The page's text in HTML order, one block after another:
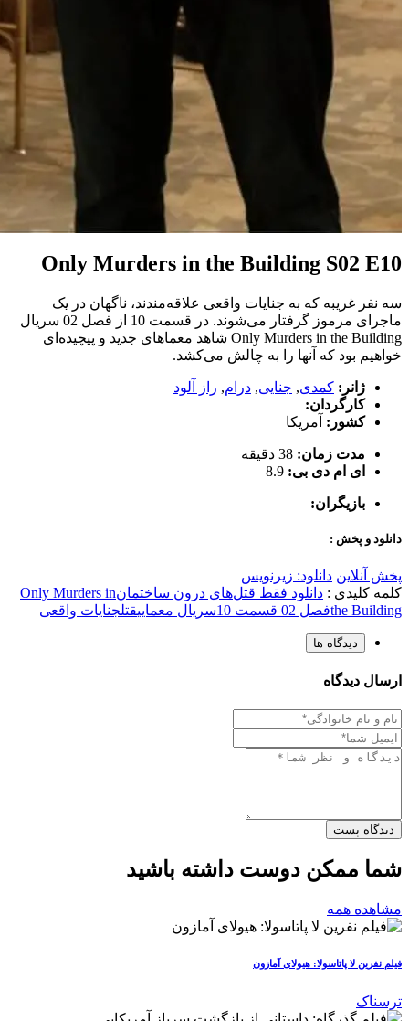
Only Murders in the Building S02 E10
سه نفر غریبه که به جنایات واقعی علاقه‌مندند، ناگهان در یک
ماجرای مرموز گرفتار می‌شوند. در قسمت 10 از فصل 02 سریال
Only Murders in the Building شاهد معماهای جدید و پیچیده‌ای
خواهیم بود که آنها را به چالش می‌کشد.
ژانر: کمدی, جنایی, درام, راز آلود
کارگردان:
کشور: آمریکا
مدت زمان: 38 دقیقه
ای ام دی بی: 8.9
بازیگران:
دانلود و پخش :
پخش آنلاین دانلود: زیرنویس
کلمه کلیدی : دانلود فقط قتل‌های درون ساختمانOnly Murders in
the Buildingفصل 02 قسمت 10 سریال معماییقتلجنایات واقعی
دیدگاه ها
ارسال دیدگاه
دیدگاه پست
شما ممکن دوست داشته باشید
مشاهده همه
فیلم نفرین لا پاتاسولا: هیولای آمازون
ترسناک